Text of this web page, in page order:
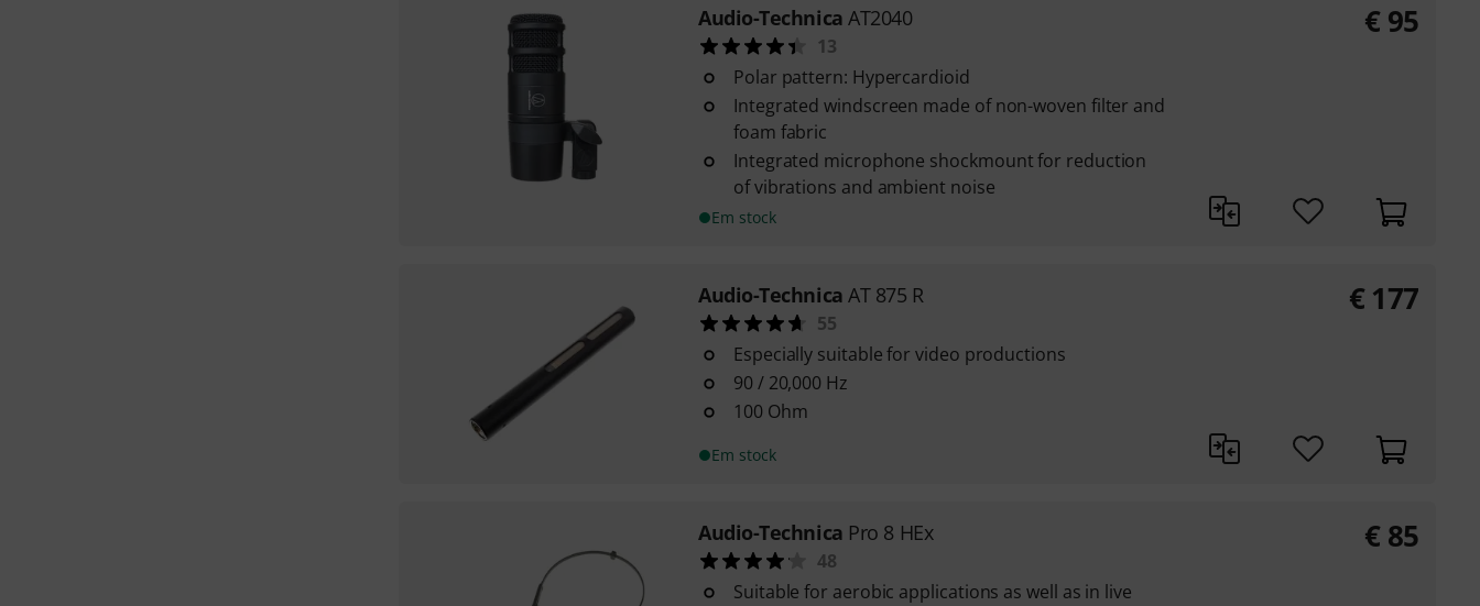
Audio-Technica AT2040
13
Polar pattern: Hypercardioid
Integrated windscreen made of non-woven filter and
foam fabric
Integrated microphone shockmount for reduction
of vibrations and ambient noise
Em stock
€ 95
Audio-Technica AT 875 R
55
Especially suitable for video productions
90 / 20,000 Hz
100 Ohm
Em stock
€ 177
Audio-Technica Pro 8 HEx
48
Suitable for aerobic applications as well as in live
€ 85